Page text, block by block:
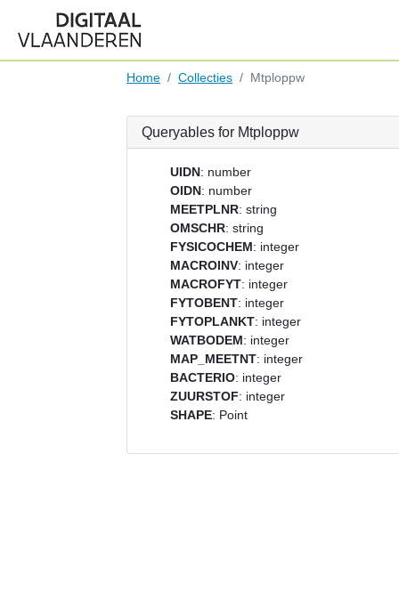
Home Collecties Mtploppw
Queryables for Mtploppw
UIDN: number
OIDN: number
MEETPLNR: string
OMSCHR: string
FYSICOCHEM: integer
MACROINV: integer
MACROFYT: integer
FYTOBENT: integer
FYTOPLANKT: integer
WATBODEM: integer
MAP_MEETNT: integer
BACTERIO: integer
ZUURSTOF: integer
SHAPE: Point